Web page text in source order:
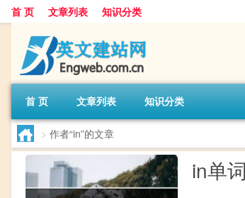
首 页 文章列表 知识分类
首 页 文章列表 知识分类
> 作者“in”的文章
in单